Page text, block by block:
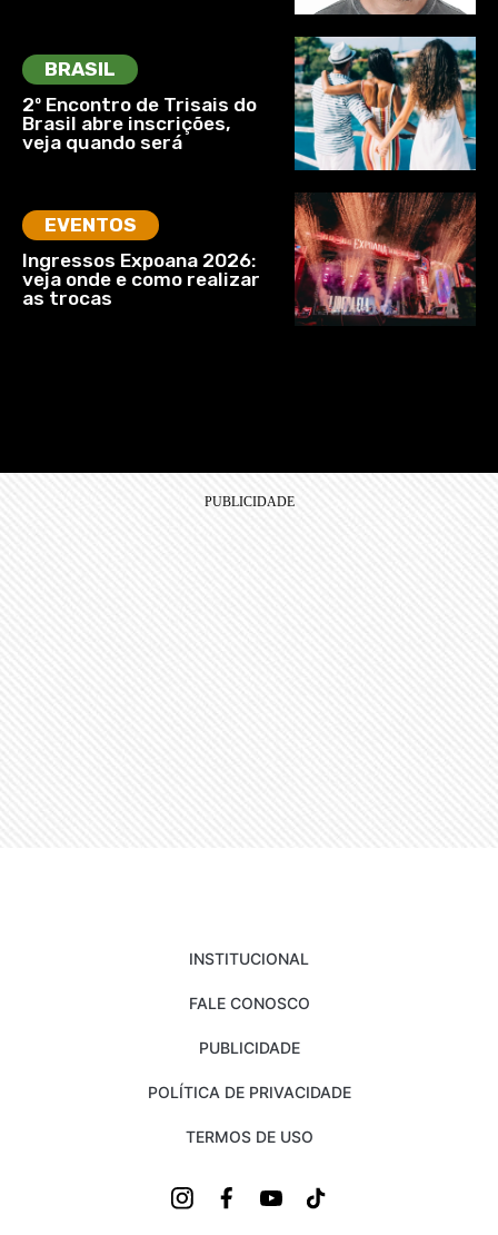
BRASIL
2º Encontro de Trisais do
Brasil abre inscrições,
veja quando será
EVENTOS
Ingressos Expoana 2026:
veja onde e como realizar
as trocas
INSTITUCIONAL
FALE CONOSCO
PUBLICIDADE
POLÍTICA DE PRIVACIDADE
TERMOS DE USO